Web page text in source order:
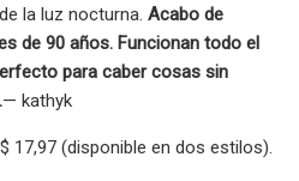
la luz nocturna. Acabo de
de 90 años. Funcionan todo el
para caber cosas sin
— kathyk
17,97 (disponible en dos estilos).